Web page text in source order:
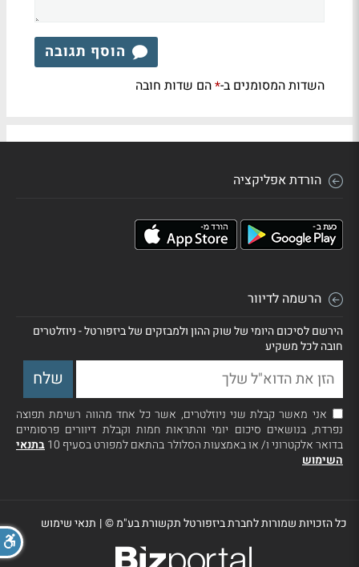
הוסף תגובה
השדות המסומנים ב-*הם שדות חובה
הורדת אפליקציה
הרשמה לדיוור
הירשם לסיכום היומי של שוק ההון ולמבזקים של ביזפורטל - ניוזלטרים
חובה לכל משקיע
אני מאשר קבלת שני ניוזלטרים, אשר כל אחד מהווה רשימת תפוצה
נפרדת, בנושאים סיכום יומי והתראות חמות וקבלת דיוורים פרסומיים
בדואר אלקטרוני ו/ או באמצעות הסלולר בהתאם למפורט בסעיף 10
בתנאי
השימוש
כל הזכויות שמורות לחברת ביזפורטל תקשורת בע"מ ©| תנאי שימוש